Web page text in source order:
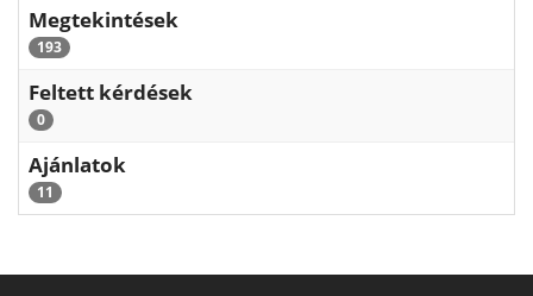
Megtekintések
193
Feltett kérdések
0
Ajánlatok
11